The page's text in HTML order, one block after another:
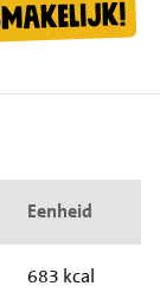
Eenheid
683 kcal